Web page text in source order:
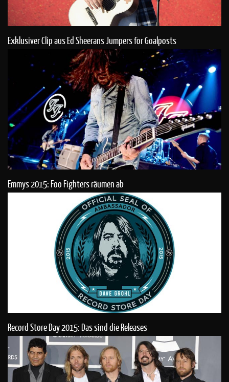
Exklusiver Clip aus Ed Sheerans Jumpers for Goalposts
Emmys 2015: Foo Fighters räumen ab
Record Store Day 2015: Das sind die Releases